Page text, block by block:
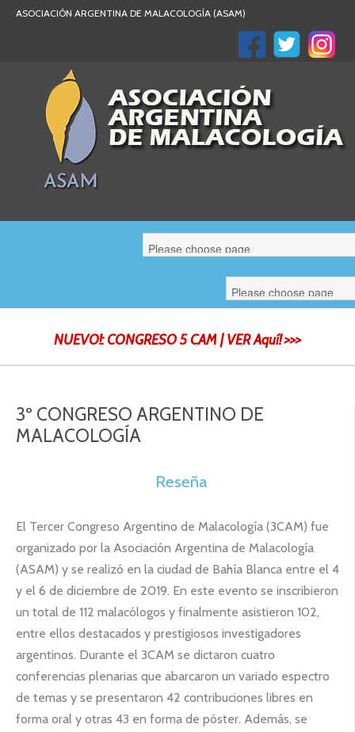
Malaco Argentina
ASOCIACIÓN ARGENTINA DE MALACOLOGÍA (ASAM)
NUEVO!: CONGRESO 5 CAM | VER Aquí! >>>
3º CONGRESO ARGENTINO DE
MALACOLOGÍA
Reseña
El Tercer Congreso Argentino de Malacología (3CAM) fue
organizado por la Asociación Argentina de Malacología
(ASAM) y se realizó en la ciudad de Bahía Blanca entre el 4
y el 6 de diciembre de 2019. En este evento se inscribieron
un total de 112 malacólogos y finalmente asistieron 102,
entre ellos destacados y prestigiosos investigadores
argentinos. Durante el 3CAM se dictaron cuatro
conferencias plenarias que abarcaron un variado espectro
de temas y se presentaron 42 contribuciones libres en
forma oral y otras 43 en forma de póster. Además, se